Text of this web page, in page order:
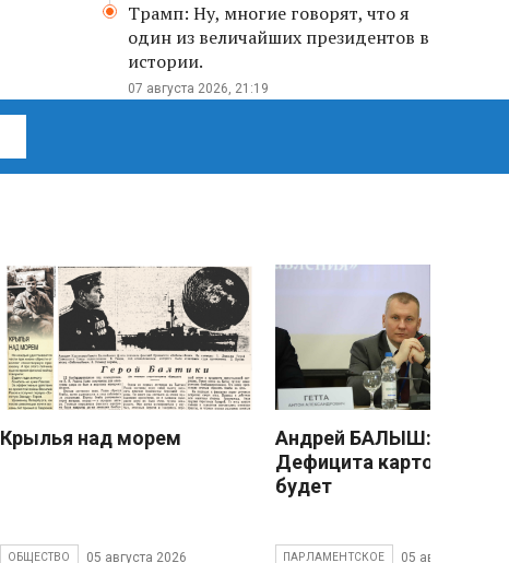
Трамп: Ну, многие говорят, что я
один из величайших президентов в
истории.
07 августа 2026, 21:19
Крылья над морем
ОБЩЕСТВО 05 августа 2026
Андрей БАЛЫШ:
Дефицита картофеля не
будет
ПАРЛАМЕНТСКОЕ 05 августа 2026